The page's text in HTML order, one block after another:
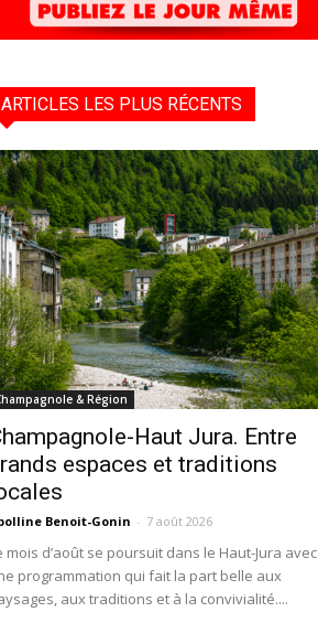
ARTICLES LES PLUS RÉCENTS
& Région
Haut Jura. Entre
espaces et traditions
Benoit-Gonin - 7 août 2026
mois d’août se poursuit dans le Haut-Jura avec
programmation qui fait la part belle aux
aux traditions et à la convivialité....